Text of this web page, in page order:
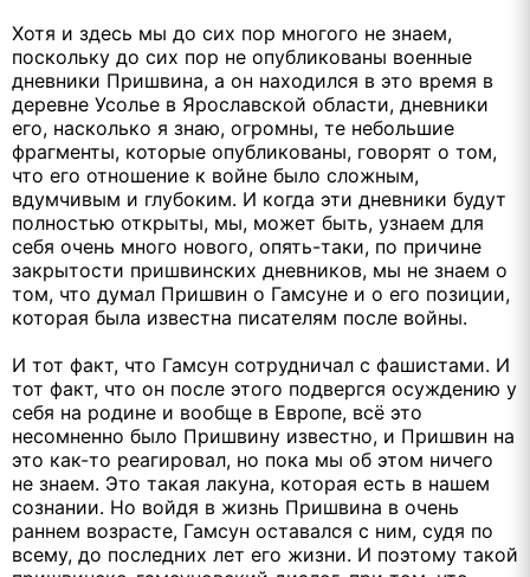
Хотя и здесь мы до сих пор многого не знаем,
поскольку до сих пор не опубликованы военные
дневники Пришвина, а он находился в это время в
деревне Усолье в Ярославской области, дневники
его, насколько я знаю, огромны, те небольшие
фрагменты, которые опубликованы, говорят о том,
что его отношение к войне было сложным,
вдумчивым и глубоким. И когда эти дневники будут
полностью открыты, мы, может быть, узнаем для
себя очень много нового, опять-таки, по причине
закрытости пришвинских дневников, мы не знаем о
том, что думал Пришвин о Гамсуне и о его позиции,
которая была известна писателям после войны.
И тот факт, что Гамсун сотрудничал с фашистами. И
тот факт, что он после этого подвергся осуждению у
себя на родине и вообще в Европе, всё это
несомненно было Пришвину известно, и Пришвин на
это как-то реагировал, но пока мы об этом ничего
не знаем. Это такая лакуна, которая есть в нашем
сознании. Но войдя в жизнь Пришвина в очень
раннем возрасте, Гамсун оставался с ним, судя по
всему, до последних лет его жизни. И поэтому такой